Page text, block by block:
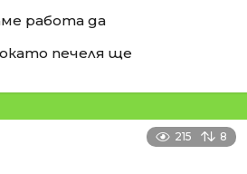
работа да
печеля ще
215 8